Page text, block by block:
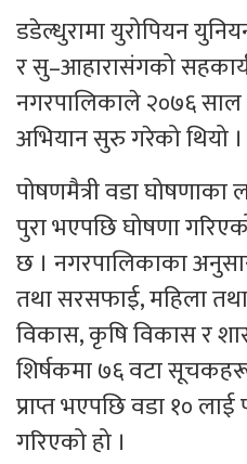
डडेल्धुरामा युरोपियन
र सु–आहारासंगको
नगरपालिकाले २०७६ साल
अभियान सुरु गरेको थियो ।
पोषणमैत्री वडा
पुरा भएपछि घोषणा
छ । नगरपालिकाका
तथा सरसफाई, महिला
विकास, कृषि विकास र
शिर्षकमा ७६ वटा
प्राप्त भएपछि वडा १० लाई
गरिएको हो ।